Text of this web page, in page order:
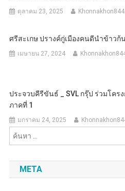
ตุลาคม 23, 2025 Khonnakhon844
ศรีสะเกษ ปรางค์กู่เมืองคนดีนำข้าว
เมษายน 27, 2024
ประจวบคีรีขันธ์ _ SVL กรุ๊ป ร่วมโครง
ภาคที่ 1
มกราคม 24, 2025
META